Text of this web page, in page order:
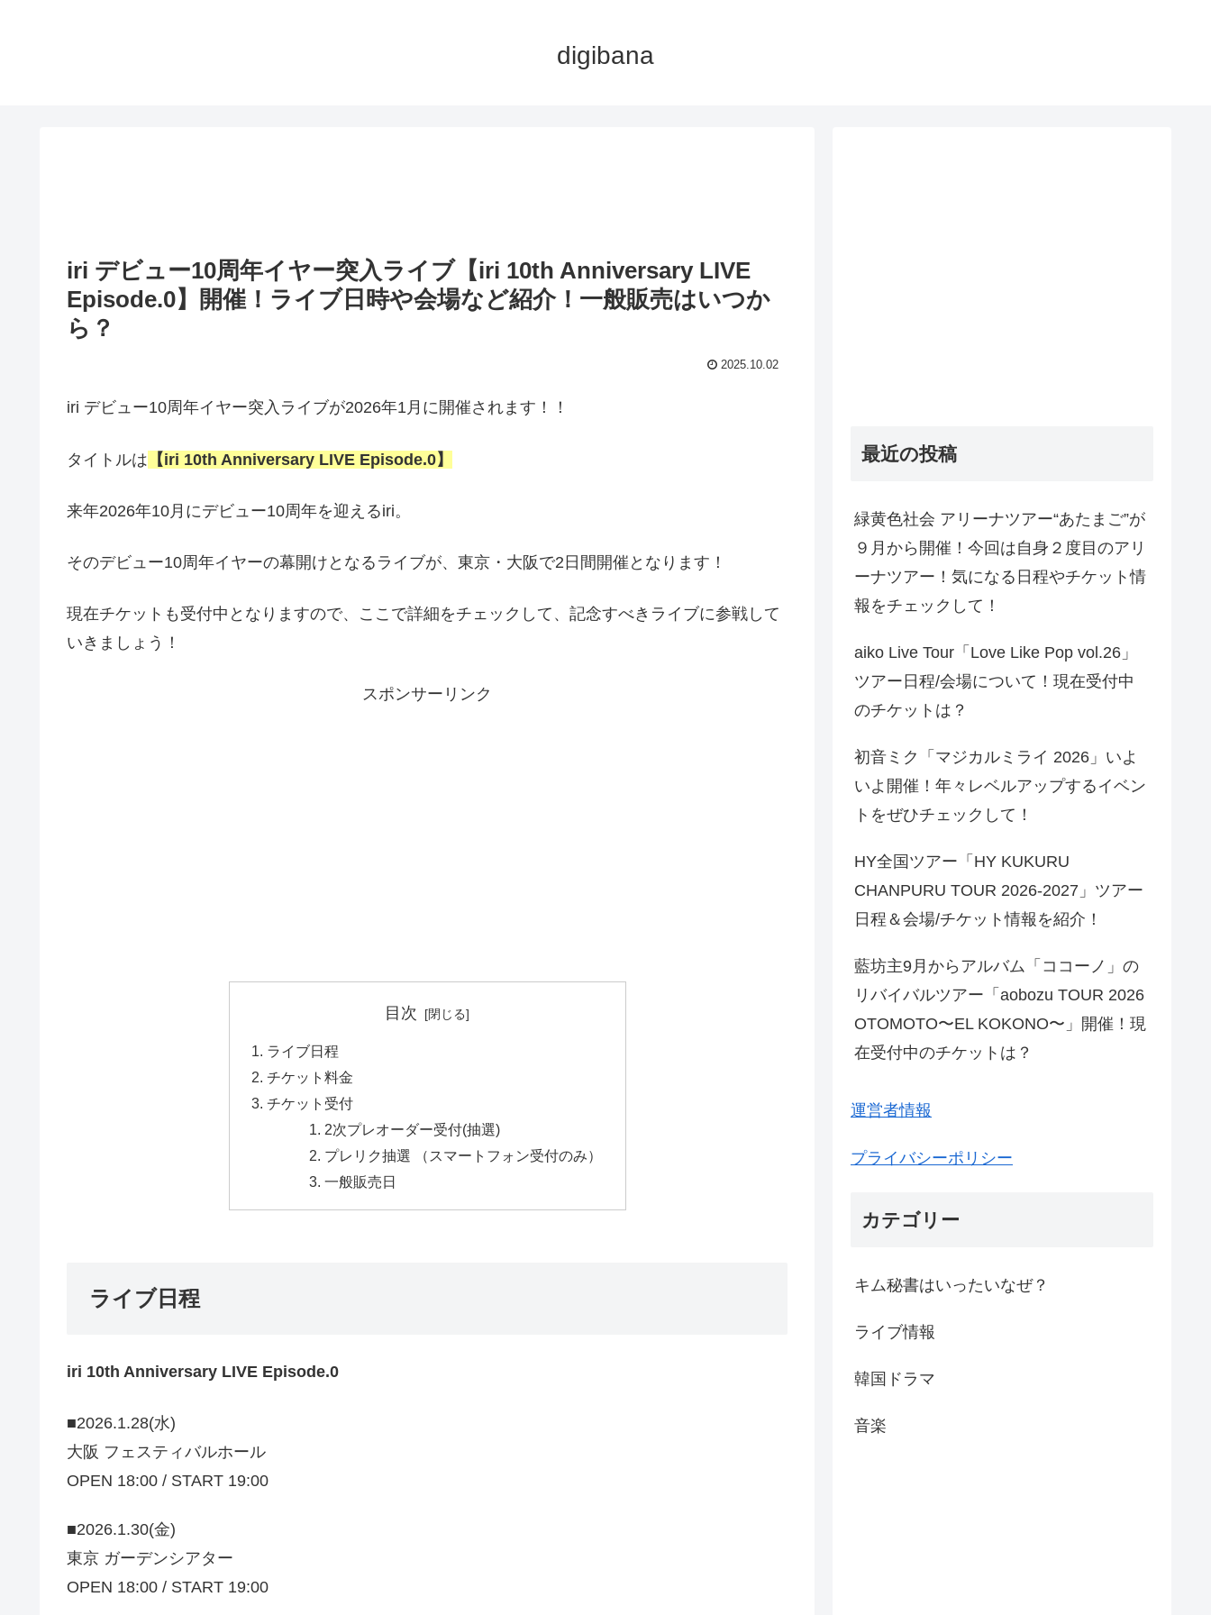
digibana
iri デビュー10周年イヤー突入ライブ【iri 10th Anniversary LIVE
Episode.0】開催！ライブ日時や会場など紹介！一般販売はいつか
ら？
2025.10.02
iri デビュー10周年イヤー突入ライブが2026年1月に開催されます！！
タイトルは 【iri 10th Anniversary LIVE Episode.0】
来年2026年10月にデビュー10周年を迎えるiri。
そのデビュー10周年イヤーの幕開けとなるライブが、東京・⼤阪で2日間開催となります！
現在チケットも受付中となりますので、ここで詳細をチェックして、記念すべきライブに参戦して
いきましょう！
スポンサーリンク
目次
ライブ日程
チケット料金
チケット受付
2次プレオーダー受付(抽選)
プレリク抽選 （スマートフォン受付のみ）
一般販売日
ライブ日程
iri 10th Anniversary LIVE Episode.0
■2026.1.28(水)
大阪 フェスティバルホール
OPEN 18:00 / START 19:00
■2026.1.30(金)
東京 ガーデンシアター
OPEN 18:00 / START 19:00
最近の投稿
緑黄色社会 アリーナツアー“あたまご”が
９月から開催！今回は自身２度目のアリ
ーナツアー！気になる日程やチケット情
報をチェックして！
aiko Live Tour「Love Like Pop vol.26」
ツアー日程/会場について！現在受付中
のチケットは？
初音ミク「マジカルミライ 2026」いよ
いよ開催！年々レベルアップするイベン
トをぜひチェックして！
HY全国ツアー「HY KUKURU
CHANPURU TOUR 2026-2027」ツアー
日程＆会場/チケット情報を紹介！
藍坊主9月からアルバム「ココーノ」の
リバイバルツアー「aobozu TOUR 2026
OTOMOTO〜EL KOKONO〜」開催！現
在受付中のチケットは？
運営者情報
プライバシーポリシー
カテゴリー
キム秘書はいったいなぜ？
ライブ情報
韓国ドラマ
音楽